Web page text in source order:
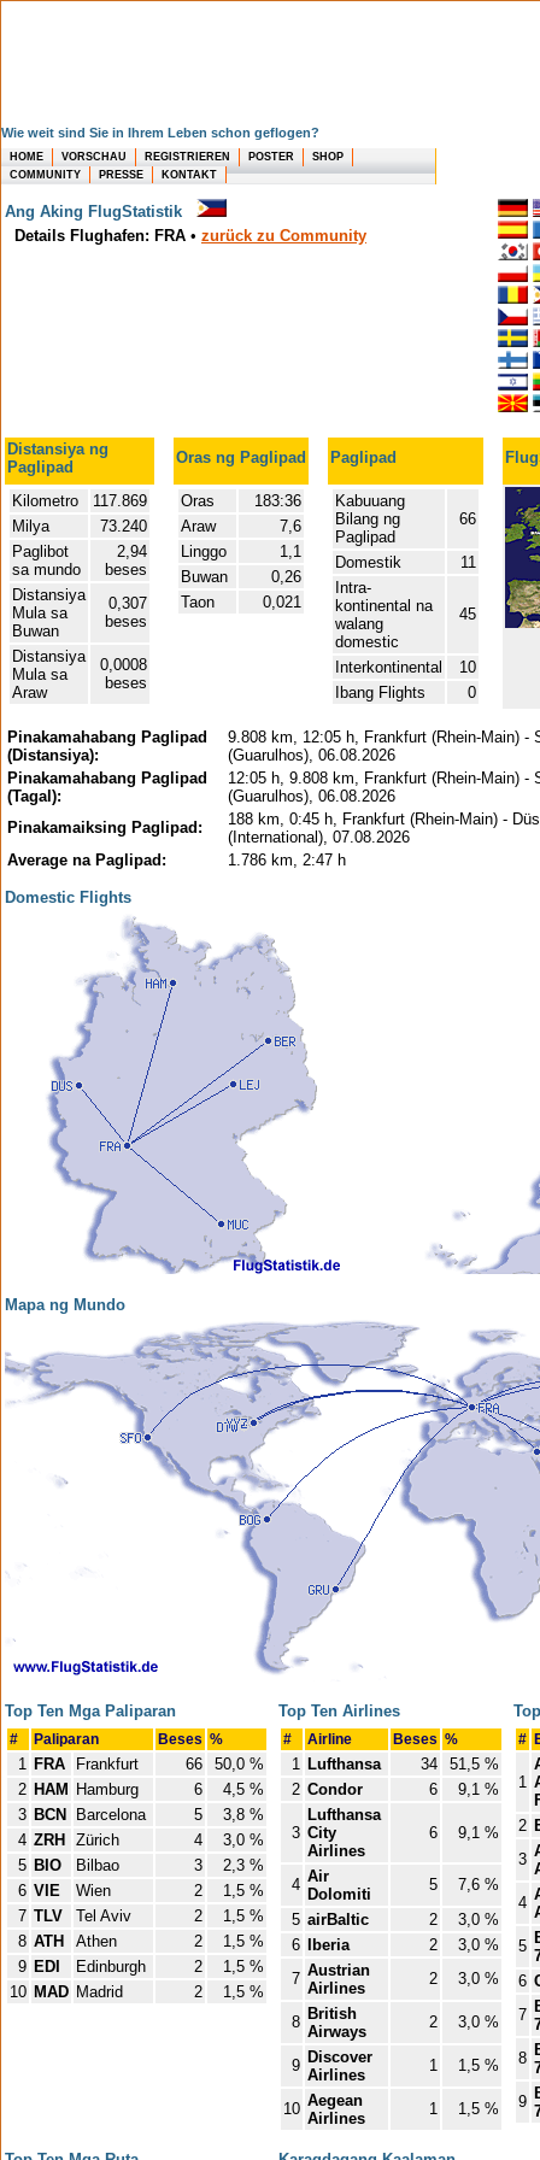
Wie weit sind Sie in Ihrem Leben schon geflogen?
HOME VORSCHAU REGISTRIEREN POSTER
SHOP
COMMUNITY
PRESSE KONTAKT
Ang Aking FlugStatistik
Details Flughafen: FRA • zurück zu Community
Distansiya ng
Paglipad
Oras ng Paglipad Paglipad
Kilometro
117.869
Milya
73.240
Paglibot
sa mundo
2,94
beses
Distansiya
Mula sa
Buwan
0,307
beses
Distansiya
Mula sa
Araw
0,0008
beses
Oras
183:36
Araw
7,6
Linggo
1,1
Buwan
0,26
Taon
0,021
Kabuuang
Bilang ng
Paglipad
66
Domestik
11
Intra-
kontinental na
walang
domestic
45
Interkontinental
10
Ibang Flights
0
Pinakamahabang Paglipad
(Distansiya):
9.808 km, 12:05 h, Frankfurt (Rhein-Main) -
(Guarulhos), 06.08.2026
Pinakamahabang Paglipad
(Tagal):
12:05 h, 9.808 km, Frankfurt (Rhein-Main) -
(Guarulhos), 06.08.2026
Pinakamaiksing Paglipad:
188 km, 0:45 h, Frankfurt (Rhein-Main) -
(International), 07.08.2026
Average na Paglipad:
1.786 km, 2:47 h
Domestic Flights
Mapa ng Mundo
Top Ten Mga Paliparan
# Paliparan Beses %
1 FRA Frankfurt 66
50,0 %
2 HAM Hamburg 6
4,5 %
3 BCN Barcelona 5
3,8 %
4 ZRH Zürich 4
3,0 %
5 BIO Bilbao 3
2,3 %
6 VIE Wien 2
1,5 %
7 TLV Tel Aviv 2
1,5 %
8 ATH Athen 2
1,5 %
9 EDI Edinburgh 2
1,5 %
10 MAD Madrid 2 1,5 %
Top Ten Airlines
# Airline Beses %
1 Lufthansa 34
51,5 %
2 Condor 6 9,1 %
3
Lufthansa
City
Airlines
6 9,1 %
4 Air
Dolomiti
5
7,6 %
5 airBaltic 2
3,0 %
6
Iberia 2
3,0 %
7 Austrian
Airlines
2 3,0 %
8 British
Airways
2 3,0 %
9 Discover
Airlines
1 1,5 %
10 Aegean
Airlines
1 1,5 %
#
1
2
3
4
5
6
7
8
9